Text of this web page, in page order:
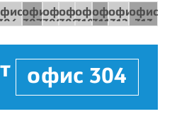
офис
312
офис
313
офис
308
офис
310
офис
311
офис
309
офис
307
офис 304